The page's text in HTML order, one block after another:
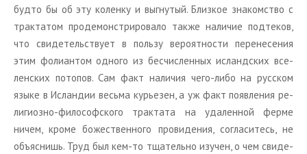
будто бы об эту ко­лен­ку и вы­гну­тый. Близ­кое зна­ком­ство с
трак­та­том про­де­мон­стри­ро­ва­ло также на­ли­чие под­те­ков,
что сви­де­тель­ству­ет в поль­зу ве­ро­ят­но­сти пе­ре­не­се­ния
этим фо­ли­ан­том од­но­го из бес­чис­лен­ных ис­ланд­ских все­
лен­ских по­то­пов. Сам факт на­ли­чия чего-либо на рус­ском
языке в Ис­лан­дии весь­ма ку­рье­зен, а уж факт по­яв­ле­ния ре­
ли­ги­оз­но-фи­ло­соф­ско­го трак­та­та на уда­лен­ной ферме
ничем, кроме бо­же­ствен­но­го про­ви­де­ния, со­гла­си­тесь, не
объ­яс­нишь. Труд был кем-то тща­тель­но изу­чен, о чем сви­де­